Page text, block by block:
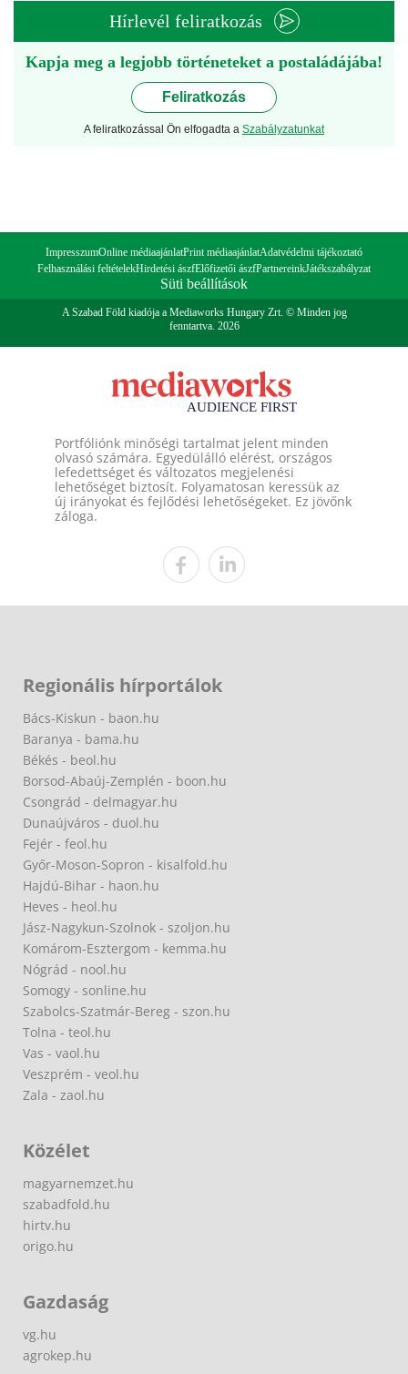
Hírlevél feliratkozás
Kapja meg a legjobb történeteket a postaládájába!
Feliratkozás
A feliratkozással Ön elfogadta a Szabályzatunkat
ImpresszumOnline médiaajánlatPrint médiaajánlatAdatvédelmi tájékoztató
Felhasználási feltételekHirdetési ászfElőfizetői ászfPartnereinkJátékszabályzat
Süti beállítások
A Szabad Föld kiadója a Mediaworks Hungary Zrt. © Minden jog
fenntartva. 2026
Portfóliónk minőségi tartalmat jelent minden
olvasó számára. Egyedülálló elérést, országos
lefedettséget és változatos megjelenési
lehetőséget biztosít. Folyamatosan keressük az
új irányokat és fejlődési lehetőségeket. Ez jövőnk
záloga.
Regionális hírportálok
Bács-Kiskun - baon.hu
Baranya - bama.hu
Békés - beol.hu
Borsod-Abaúj-Zemplén - boon.hu
Csongrád - delmagyar.hu
Dunaújváros - duol.hu
Fejér - feol.hu
Győr-Moson-Sopron - kisalfold.hu
Hajdú-Bihar - haon.hu
Heves - heol.hu
Jász-Nagykun-Szolnok - szoljon.hu
Komárom-Esztergom - kemma.hu
Nógrád - nool.hu
Somogy - sonline.hu
Szabolcs-Szatmár-Bereg - szon.hu
Tolna - teol.hu
Vas - vaol.hu
Veszprém - veol.hu
Zala - zaol.hu
Közélet
magyarnemzet.hu
szabadfold.hu
hirtv.hu
origo.hu
Gazdaság
vg.hu
agrokep.hu